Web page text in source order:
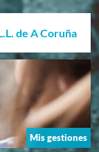
de A Coruña
Mis gestiones